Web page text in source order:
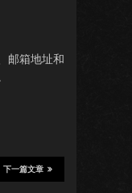
邮箱地址和
下一篇文章